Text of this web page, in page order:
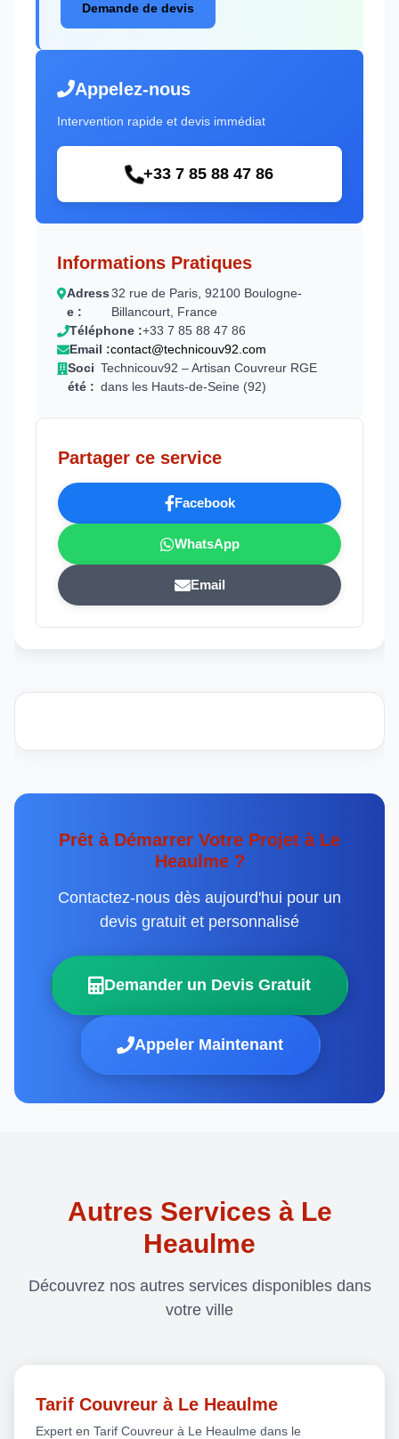
Demande de devis
Appelez-nous
Intervention rapide et devis immédiat
+33 7 85 88 47 86
Informations Pratiques
Adress
e :
32 rue de Paris, 92100 Boulogne-
Billancourt, France
Téléphone :+33 7 85 88 47 86
Email :contact@technicouv92.com
Soci
été :
Technicouv92 – Artisan Couvreur RGE
dans les Hauts-de-Seine (92)
Partager ce service
Facebook
WhatsApp
Email
Prêt à Démarrer Votre Projet à Le
Heaulme ?
Contactez-nous dès aujourd'hui pour un
devis gratuit et personnalisé
Demander un Devis Gratuit
Appeler Maintenant
Autres Services à Le
Heaulme
Découvrez nos autres services disponibles dans
votre ville
Tarif Couvreur à Le Heaulme
Expert en Tarif Couvreur à Le Heaulme dans le